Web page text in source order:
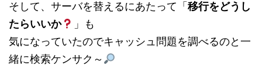
そして、サーバを替えるにあたって「 移行をどうし
たらいいか
」も
気になっていたのでキャッシュ問題を調べるのと一
緒に検索ケンサク～